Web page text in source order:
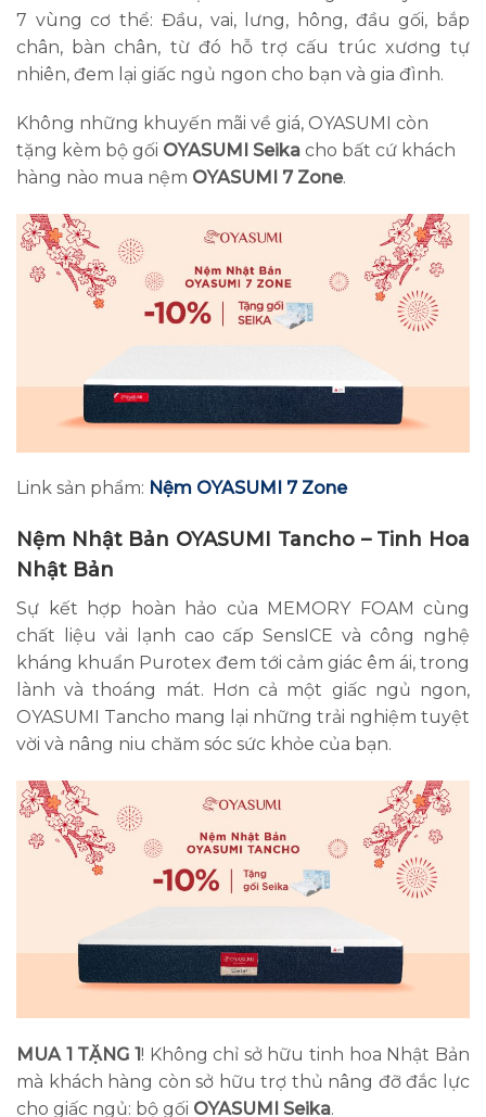
7 vùng cơ thể: Đầu, vai, lưng, hông, đầu gối, bắp
chân, bàn chân, từ đó hỗ trợ cấu trúc xương tự
nhiên, đem lại giấc ngủ ngon cho bạn và gia đình.
Không những khuyến mãi về giá, OYASUMI còn
tặng kèm bộ gối OYASUMI Seika cho bất cứ khách
hàng nào mua nệm OYASUMI 7 Zone.
Link sản phẩm: Nệm OYASUMI 7 Zone
Nệm Nhật Bản OYASUMI Tancho– Tinh Hoa
Nhật Bản
Sự kết hợp hoàn hảo của MEMORY FOAM cùng
chất liệu vải lạnh cao cấp SensICE và công nghệ
kháng khuẩn Purotex đem tới cảm giác êm ái, trong
lành và thoáng mát. Hơn cả một giấc ngủ ngon,
OYASUMI Tancho mang lại những trải nghiệm tuyệt
vời và nâng niu chăm sóc sức khỏe của bạn.
MUA 1 TẶNG 1! Không chỉ sở hữu tinh hoa Nhật Bản
mà khách hàng còn sở hữu trợ thủ nâng đỡ đắc lực
cho giấc ngủ: bộ gối OYASUMI Seika.